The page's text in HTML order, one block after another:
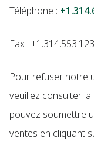
Téléphone :
Fax :
Pour refuser notre
veuillez consulter
pouvez soumettre
ventes en cliquant